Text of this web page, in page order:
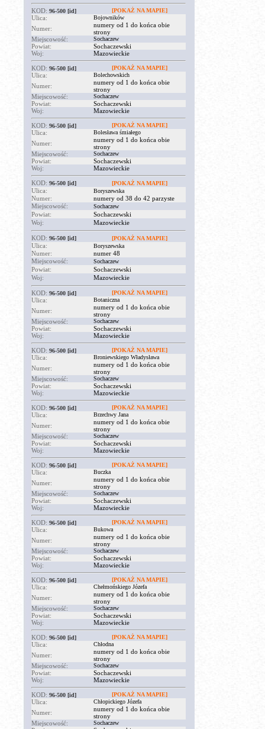
KOD: 96-500 [id] [POKAŻ NA MAPIE]
Ulica: Bojowników
Numer:
numery od 1 do końca obie
strony
Miejscowość:
Sochaczew
Powiat:
Sochaczewski
Woj:
Mazowieckie
KOD: 96-500 [id] [POKAŻ NA MAPIE]
Ulica: Bolechowskich
Numer:
numery od 1 do końca obie
strony
Miejscowość:
Sochaczew
Powiat:
Sochaczewski
Woj:
Mazowieckie
KOD: 96-500 [id] [POKAŻ NA MAPIE]
Ulica: Bolesława śmiałego
Numer:
numery od 1 do końca obie
strony
Miejscowość:
Sochaczew
Powiat:
Sochaczewski
Woj:
Mazowieckie
KOD: 96-500 [id] [POKAŻ NA MAPIE]
Ulica: Boryszewska
Numer:
numery od 38 do 42 parzyste
Miejscowość:
Sochaczew
Powiat:
Sochaczewski
Woj:
Mazowieckie
KOD: 96-500 [id] [POKAŻ NA MAPIE]
Ulica: Boryszewska
Numer:
numer 48
Miejscowość:
Sochaczew
Powiat:
Sochaczewski
Woj:
Mazowieckie
KOD: 96-500 [id] [POKAŻ NA MAPIE]
Ulica: Botaniczna
Numer:
numery od 1 do końca obie
strony
Miejscowość:
Sochaczew
Powiat:
Sochaczewski
Woj:
Mazowieckie
KOD: 96-500 [id] [POKAŻ NA MAPIE]
Ulica: Broniewskiego Władysława
Numer:
numery od 1 do końca obie
strony
Miejscowość:
Sochaczew
Powiat:
Sochaczewski
Woj:
Mazowieckie
KOD: 96-500 [id] [POKAŻ NA MAPIE]
Ulica: Brzechwy Jana
Numer:
numery od 1 do końca obie
strony
Miejscowość:
Sochaczew
Powiat:
Sochaczewski
Woj:
Mazowieckie
KOD: 96-500 [id] [POKAŻ NA MAPIE]
Ulica: Buczka
Numer:
numery od 1 do końca obie
strony
Miejscowość:
Sochaczew
Powiat:
Sochaczewski
Woj:
Mazowieckie
KOD: 96-500 [id] [POKAŻ NA MAPIE]
Ulica: Bukowa
Numer:
numery od 1 do końca obie
strony
Miejscowość:
Sochaczew
Powiat:
Sochaczewski
Woj:
Mazowieckie
KOD: 96-500 [id] [POKAŻ NA MAPIE]
Ulica: Chełmońskiego Józefa
Numer:
numery od 1 do końca obie
strony
Miejscowość:
Sochaczew
Powiat:
Sochaczewski
Woj:
Mazowieckie
KOD: 96-500 [id] [POKAŻ NA MAPIE]
Ulica: Chłodna
Numer:
numery od 1 do końca obie
strony
Miejscowość:
Sochaczew
Powiat:
Sochaczewski
Woj:
Mazowieckie
KOD: 96-500 [id] [POKAŻ NA MAPIE]
Ulica: Chłopickiego Józefa
Numer:
numery od 1 do końca obie
strony
Miejscowość:
Sochaczew